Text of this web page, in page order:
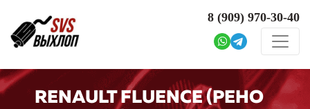
8 (909) 970-30-40
RENAULT FLUENCE (РЕНО